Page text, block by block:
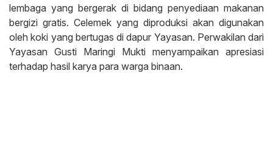
lembaga yang bergerak di bidang penyediaan makanan
bergizi gratis. Celemek yang diproduksi akan digunakan
oleh koki yang bertugas di dapur Yayasan. Perwakilan dari
Yayasan Gusti Maringi Mukti menyampaikan apresiasi
terhadap hasil karya para warga binaan.